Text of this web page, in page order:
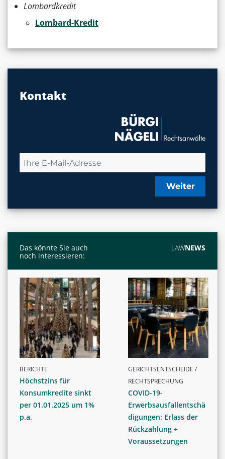
Lombardkredit
Lombard-Kredit
Kontakt
Weiter
Das könnte Sie auch
noch interessieren:
LAWNEWS
BERICHTE
Höchstzins für
Konsumkredite sinkt
per 01.01.2025 um 1%
p.a.
GERICHTSENTSCHEIDE /
RECHTSPRECHUNG
COVID-19-
Erwerbsausfallentschä
digungen: Erlass der
Rückzahlung +
Voraussetzungen